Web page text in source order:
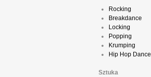
Rocking
Breakdance
Locking
Popping
Krumping
Hip Hop Dance
Sztuka